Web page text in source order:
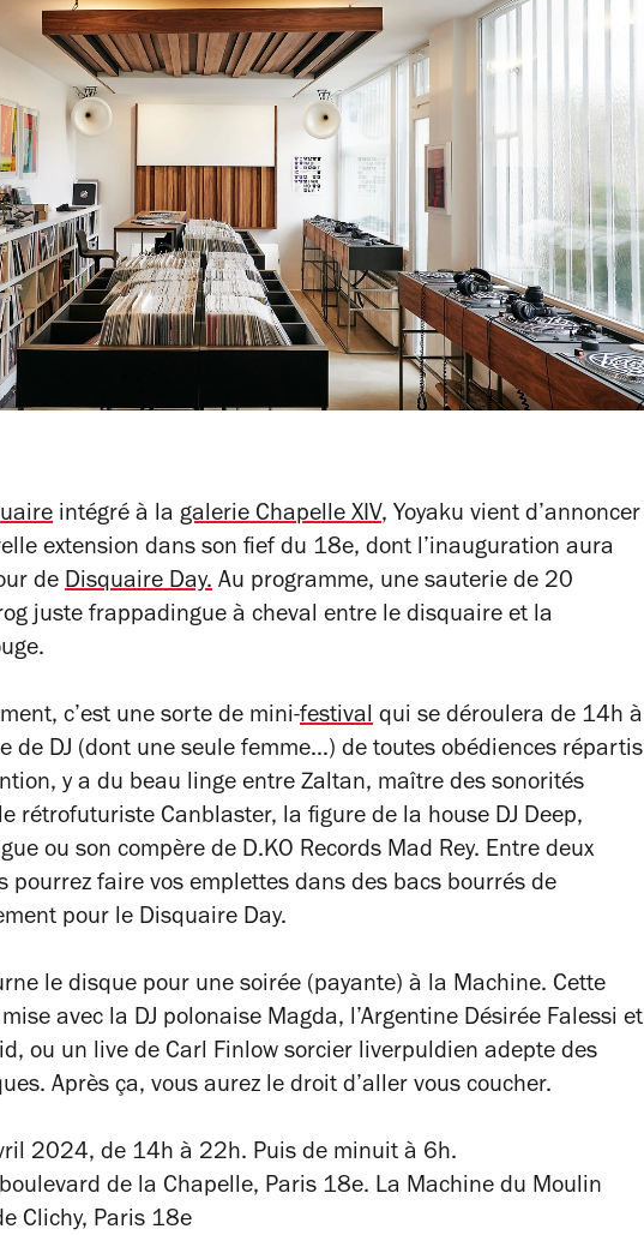
intégré à la galerie Chapelle XIV, Yoyaku vient d’annoncer
extension dans son fief du 18e, dont l’inauguration aura
de Disquaire Day. Au programme, une sauterie de 20
juste frappadingue à cheval entre le disquaire et la
c’est une sorte de mini-festival qui se déroulera de 14h à
de DJ (dont une seule femme…) de toutes obédiences répartis
y a du beau linge entre Zaltan, maître des sonorités
rétrofuturiste Canblaster, la figure de la house DJ Deep,
ou son compère de D.KO Records Mad Rey. Entre deux
pourrez faire vos emplettes dans des bacs bourrés de
pour le Disquaire Day.
le disque pour une soirée (payante) à la Machine. Cette
avec la DJ polonaise Magda, l’Argentine Désirée Falessi et
ou un live de Carl Finlow sorcier liverpuldien adepte des
Après ça, vous aurez le droit d’aller vous coucher.
2024, de 14h à 22h. Puis de minuit à 6h.
de la Chapelle, Paris 18e. La Machine du Moulin
Clichy, Paris 18e